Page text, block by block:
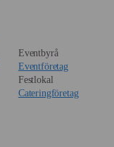
Eventbyrå
Eventföretag
Festlokal
Cateringföretag